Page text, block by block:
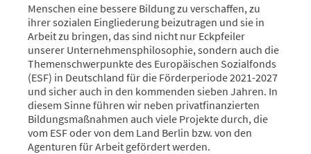
Menschen eine bessere Bildung zu verschaffen, zu
ihrer sozialen Eingliederung beizutragen und sie in
Arbeit zu bringen, das sind nicht nur Eckpfeiler
unserer Unternehmensphilosophie, sondern auch die
Themenschwerpunkte des Europäischen Sozialfonds
(ESF) in Deutschland für die Förderperiode 2021-2027
und sicher auch in den kommenden sieben Jahren. In
diesem Sinne führen wir neben privatfinanzierten
Bildungsmaßnahmen auch viele Projekte durch, die
vom ESF oder von dem Land Berlin bzw. von den
Agenturen für Arbeit gefördert werden.